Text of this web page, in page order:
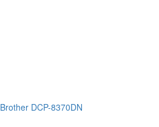
Brother DCP-8370DN